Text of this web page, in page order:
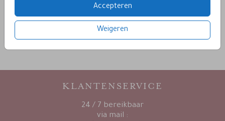
Accepteren
Weigeren
KLANTENSERVICE
24 / 7 bereikbaar
via mail :